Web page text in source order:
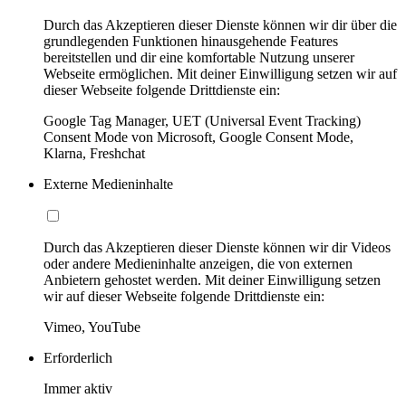
Durch das Akzeptieren dieser Dienste können wir dir über die
grundlegenden Funktionen hinausgehende Features
bereitstellen und dir eine komfortable Nutzung unserer
Webseite ermöglichen. Mit deiner Einwilligung setzen wir auf
dieser Webseite folgende Drittdienste ein:
Google Tag Manager, UET (Universal Event Tracking)
Consent Mode von Microsoft, Google Consent Mode,
Klarna, Freshchat
Externe Medieninhalte
Durch das Akzeptieren dieser Dienste können wir dir Videos
oder andere Medieninhalte anzeigen, die von externen
Anbietern gehostet werden. Mit deiner Einwilligung setzen
wir auf dieser Webseite folgende Drittdienste ein:
Vimeo, YouTube
Erforderlich
Immer aktiv